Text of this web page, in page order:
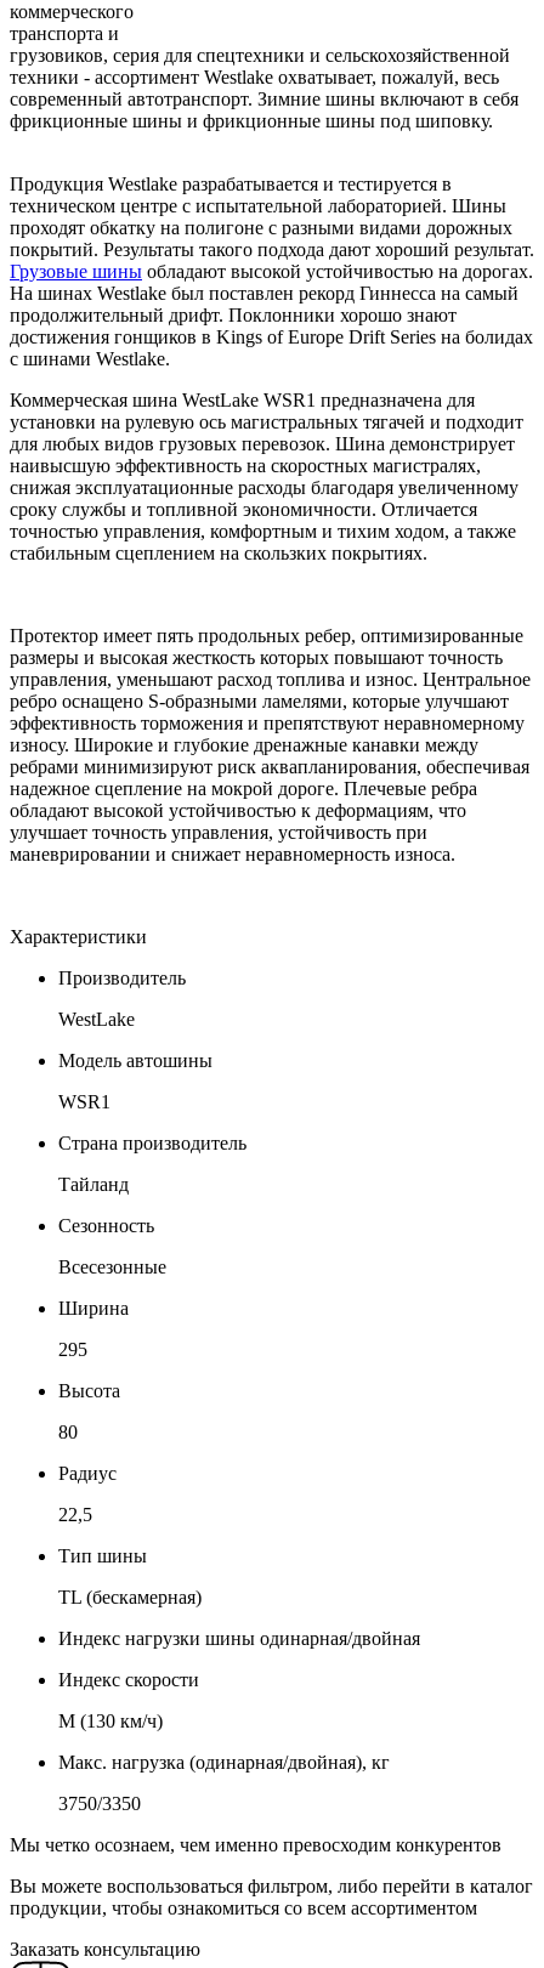
коммерческого
транспорта и
грузовиков, серия для спецтехники и сельскохозяйственной
техники - ассортимент Westlake охватывает, пожалуй, весь
современный автотранспорт. Зимние шины включают в себя
фрикционные шины и фрикционные шины под шиповку.
Продукция Westlake разрабатывается и тестируется в
техническом центре с испытательной лабораторией. Шины
проходят обкатку на полигоне с разными видами дорожных
покрытий. Результаты такого подхода дают хороший результат.
Грузовые шины обладают высокой устойчивостью на дорогах.
На шинах Westlake был поставлен рекорд Гиннесса на самый
продолжительный дрифт. Поклонники хорошо знают
достижения гонщиков в Kings of Europe Drift Series на болидах
с шинами Westlake.
Коммерческая шина WestLake WSR1 предназначена для
установки на рулевую ось магистральных тягачей и подходит
для любых видов грузовых перевозок. Шина демонстрирует
наивысшую эффективность на скоростных магистралях,
снижая эксплуатационные расходы благодаря увеличенному
сроку службы и топливной экономичности. Отличается
точностью управления, комфортным и тихим ходом, а также
стабильным сцеплением на скользких покрытиях.
Протектор имеет пять продольных ребер, оптимизированные
размеры и высокая жесткость которых повышают точность
управления, уменьшают расход топлива и износ. Центральное
ребро оснащено S-образными ламелями, которые улучшают
эффективность торможения и препятствуют неравномерному
износу. Широкие и глубокие дренажные канавки между
ребрами минимизируют риск аквапланирования, обеспечивая
надежное сцепление на мокрой дороге. Плечевые ребра
обладают высокой устойчивостью к деформациям, что
улучшает точность управления, устойчивость при
маневрировании и снижает неравномерность износа.
Характеристики
Производитель
WestLake
Модель автошины
WSR1
Страна производитель
Тайланд
Сезонность
Всесезонные
Ширина
295
Высота
80
Радиус
22,5
Тип шины
TL (бескамерная)
Индекс нагрузки шины одинарная/двойная
Индекс скорости
М (130 км/ч)
Макс. нагрузка (одинарная/двойная), кг
3750/3350
Мы четко осознаем, чем именно превосходим конкурентов
Вы можете воспользоваться фильтром, либо перейти в каталог
продукции, чтобы ознакомиться со всем ассортиментом
Заказать консультацию